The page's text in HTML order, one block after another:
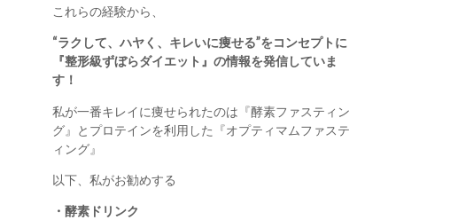
これらの経験から、
“ラクして、ハヤく、キレいに痩せる”をコンセプトに
『整形級ずぼらダイエット』の情報を発信していま
す！
私が一番キレイに痩せられたのは『酵素ファスティン
グ』とプロテインを利用した『オプティマムファステ
ィング』
以下、私がお勧めする
・酵素ドリンク